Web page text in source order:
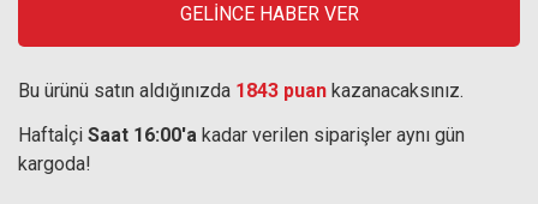
GELİNCE HABER VER
Bu ürünü satın aldığınızda 1843 puan kazanacaksınız.
Haftaİçi Saat 16:00'a kadar verilen siparişler aynı gün
kargoda!